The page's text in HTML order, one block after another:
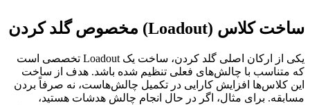
ساخت کلاس (Loadout) مخصوص گلد کردن
یکی از ارکان اصلی گلد کردن، ساخت یک Loadout تخصصی است
که متناسب با چالش‌های فعلی تنظیم شده باشد. هدف از ساخت
این کلاس‌ها افزایش کارایی در تکمیل چالش‌هاست، نه صرفاً بردن
مسابقه. برای مثال، اگر در حال انجام چالش هدشات هستید،